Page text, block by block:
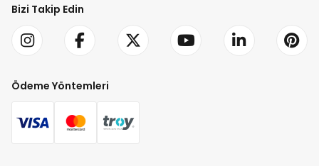
Bizi Takip Edin
Ödeme Yöntemleri